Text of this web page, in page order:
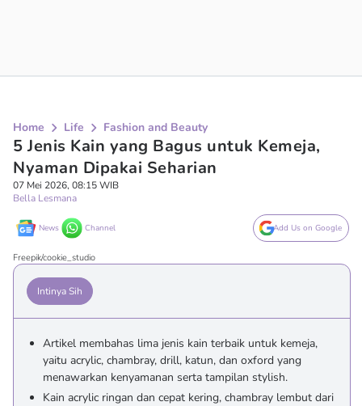
Home Life Fashion and Beauty
5 Jenis Kain yang Bagus untuk Kemeja,
Nyaman Dipakai Seharian
07 Mei 2026, 08:15 WIB
Bella Lesmana
News Channel Add Us on Google
Freepik/cookie_studio
Intinya Sih
Artikel membahas lima jenis kain terbaik untuk kemeja,
yaitu acrylic, chambray, drill, katun, dan oxford yang
menawarkan kenyamanan serta tampilan stylish.
Kain acrylic ringan dan cepat kering, chambray lembut dari